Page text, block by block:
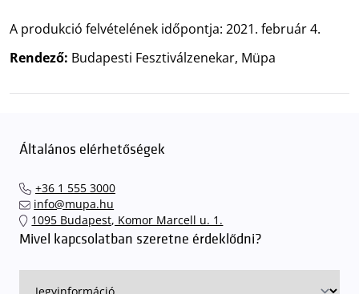
A produkció felvételének időpontja: 2021. február 4.
Rendező: Budapesti Fesztiválzenekar, Müpa
Általános elérhetőségek
+36 1 555 3000
info@mupa.hu
1095 Budapest, Komor Marcell u. 1.
Mivel kapcsolatban szeretne érdeklődni?